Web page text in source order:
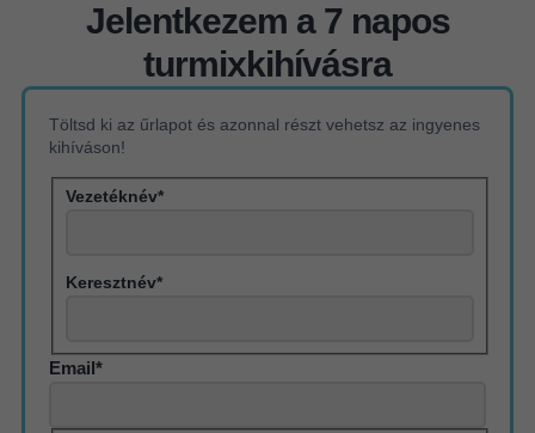
Jelentkezem a 7 napos
turmixkihívásra
Töltsd ki az űrlapot és azonnal részt vehetsz az ingyenes
kihíváson!
Vezetéknév*
Keresztnév*
Email*